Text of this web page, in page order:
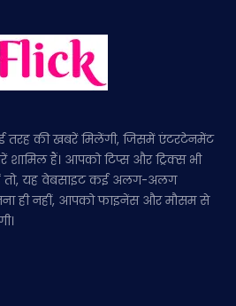
की खबरें मिलेंगी, जिसमें एंटरटेनमेंट
हैं। आपको टिप्स और ट्रिक्स भी
तो, यह वेबसाइट कई अलग-अलग
ही नहीं, आपको फाइनेंस और मौसम से